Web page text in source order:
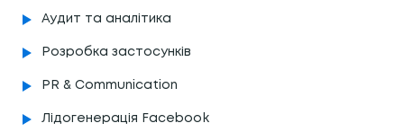
Аудит та аналітика
Розробка застосунків
PR & Communication
Лідогенерація Facebook